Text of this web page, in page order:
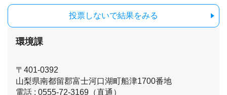
投票しないで結果をみる
環境課
〒401-0392
山梨県南都留郡富士河口湖町船津1700番地
電話 : 0555-72-3169（直通）